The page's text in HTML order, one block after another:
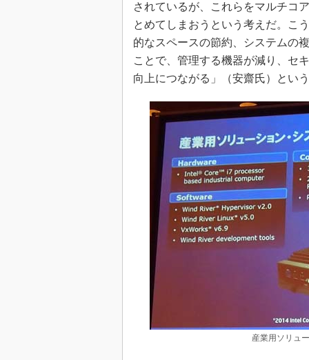
されているが、これらをマルチコ
とめてしまおうという考えだ。こ
的なスペースの節約、システムの
ことで、管理する機器が減り、セ
向上につながる」（安齋氏）とい
産業用ソリュ